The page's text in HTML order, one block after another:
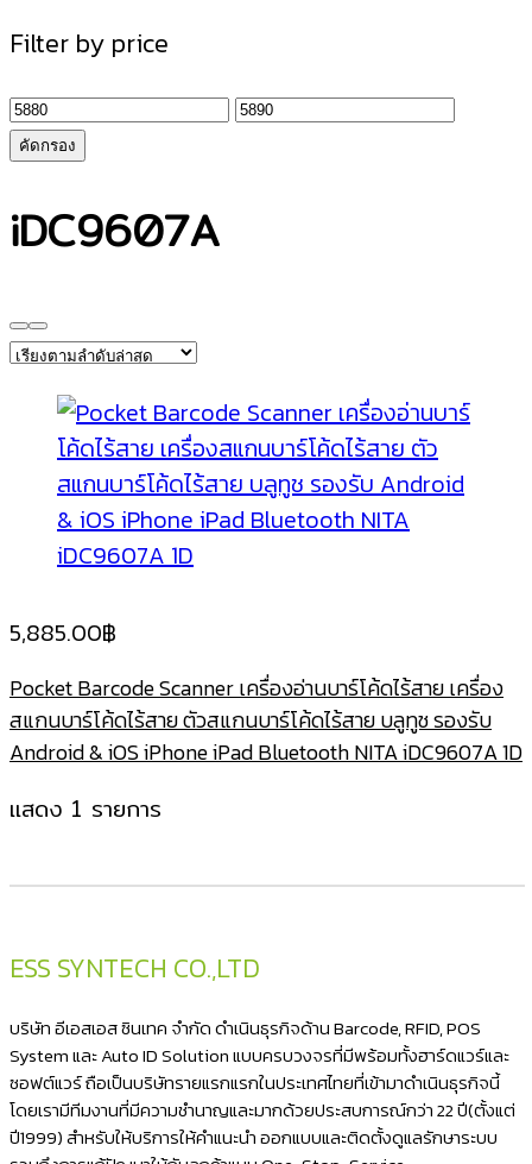
Filter by price
ราคา
ต่ำ
ราคา
คัดกรอง
iDC9607A
5,885.00฿
Pocket Barcode Scanner เครื่องอ่านบาร์โค้ดไร้สาย เครื่อง
สแกนบาร์โค้ดไร้สาย ตัวสแกนบาร์โค้ดไร้สาย บลูทูช รองรับ
Android & iOS iPhone iPad Bluetooth NITA iDC9607A 1D
แสดง 1 รายการ
ESS SYNTECH CO.,LTD
บริษัท อีเอสเอส ซินเทค จำกัด ดำเนินธุรกิจด้าน Barcode, RFID, POS
System และ Auto ID Solution แบบครบวงจรที่มีพร้อมทั้งฮาร์ดแวร์และ
ซอฟต์แวร์ ถือเป็นบริษัทรายแรกแรกในประเทศไทยที่เข้ามาดำเนินธุรกิจนี้
โดยเรามีทีมงานที่มีความชำนาญและมากด้วยประสบการณ์กว่า 22 ปี(ตั้งแต่
ปี1999) สำหรับให้บริการให้คำแนะนำ ออกแบบและติดตั้งดูแลรักษาระบบ